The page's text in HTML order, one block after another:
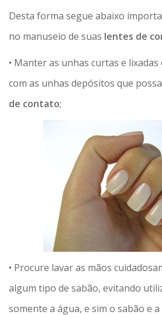
Desta forma segue abaixo
no manuseio de suas lentes de
• Manter as unhas curtas e
com as unhas depósitos que
de contato;
• Procure lavar as mãos
algum tipo de sabão, evitando
somente a água, e sim o sabão e